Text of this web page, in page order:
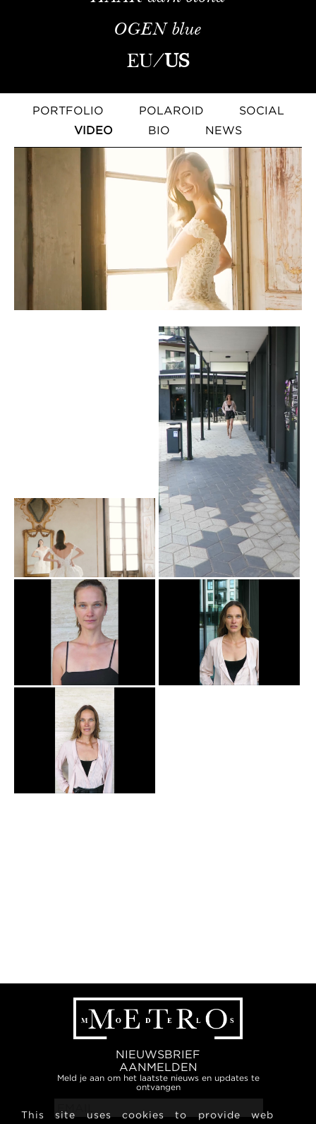
OGEN blue
EU/US
PORTFOLIO POLAROID
SOCIAL
VIDEO
BIO NEWS
NIEUWSBRIEF
AANMELDEN
Meld je aan om het laatste nieuws en updates te
ontvangen
This site uses cookies to provide web